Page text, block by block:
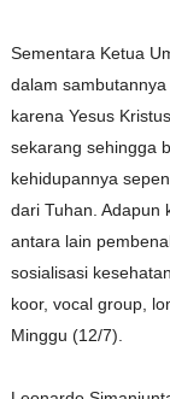
Sementara Ketua
dalam
karena Yesus
sekarang sehingga
kehidupannya
dari Tuhan. Adapun
antara lain
sosialisasi
koor, vocal group,
Minggu (12/7).